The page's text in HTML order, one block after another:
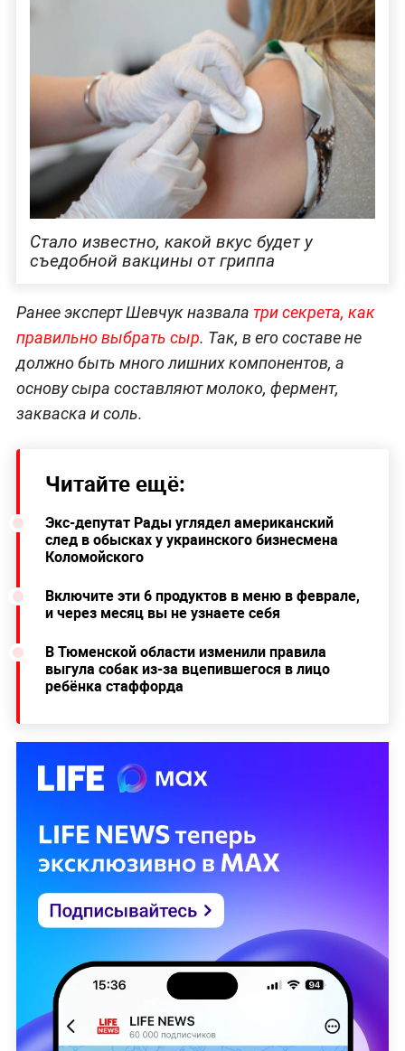
Стало известно, какой вкус будет у
съедобной вакцины от гриппа
Ранее эксперт Шевчук назвала три секрета, как
правильно выбрать сыр. Так, в его составе не
должно быть много лишних компонентов, а
основу сыра составляют молоко, фермент,
закваска и соль.
Читайте ещё:
Экс-депутат Рады углядел американский
след в обысках у украинского бизнесмена
Коломойского
Включите эти 6 продуктов в меню в феврале,
и через месяц вы не узнаете себя
В Тюменской области изменили правила
выгула собак из-за вцепившегося в лицо
ребёнка стаффорда